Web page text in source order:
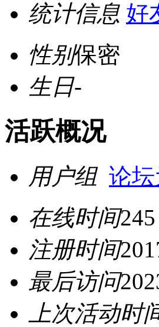
统计信息 好
性别保密
生日-
活跃概况
用户组 论
在线时间
注册时间
最后访问
上次活动时